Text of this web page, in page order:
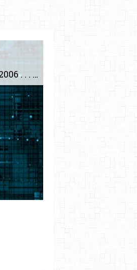
Le plus gros site de philosophie de France ! ABONNEZ-VOUS ! 4115 Articles, 1634 abonné·e·s, depuis 2006 . . . . . . . . 2 852 214 pages vues jusqu'à présent. Prestance et être apte à un plus grand nombre de choses.